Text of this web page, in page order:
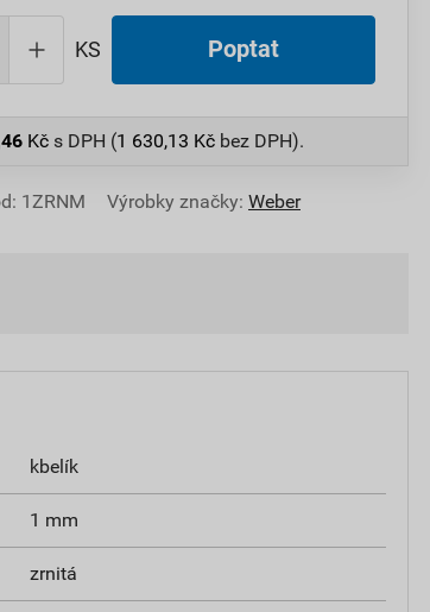
KS Poptat
Kč s DPH (1 630,13 Kč bez DPH).
1ZRNM Výrobky značky: Weber
kbelík
1 mm
zrnitá